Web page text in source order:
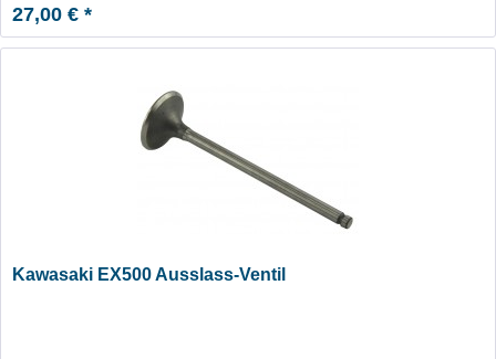
27,00 € *
Kawasaki EX500 Ausslass-Ventil